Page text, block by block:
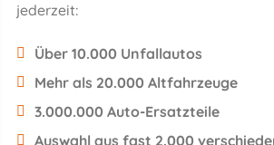
jederzeit:
Über 10.000 Unfallautos
Mehr als 20.000 Altfahrzeuge
3.000.000 Auto-Ersatzteile
Auswahl aus fast 2.000